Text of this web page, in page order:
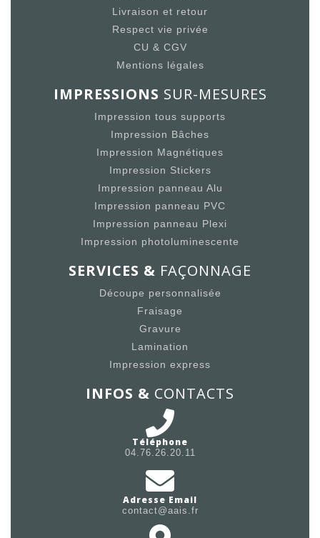
Livraison et retour
Respect vie privée
CU & CGV
Mentions légales
IMPRESSIONS SUR-MESURES
Impression tous supports
Impression Bâches
Impression Magnétiques
Impression Stickers
Impression panneau Alu
Impression panneau PVC
Impression panneau Plexi
Impression photoluminescente
SERVICES & FAÇONNAGE
Découpe personnalisée
Fraisage
Gravure
Lamination
Impression express
INFOS & CONTACTS
Téléphone
04.76.26.20.11
Adresse Email
contact@aais.fr